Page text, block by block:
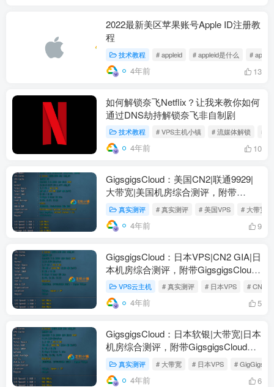
2022最新美区苹果账号Apple ID注册教
程
技术教程 # appleid # appleid是什么 #
4年前 13
如何解锁奈飞Netflix？让我来教你如何
通过DNS劫持解锁奈飞非自制剧
技术教程 # VPS主机小镇 # 流媒体解锁 #
4年前 10
GigsgigsCloud：美国CN2|联通9929|
大带宽|美国机房综合测评，附带
GigsgigsCloud优惠码
真实测评 # 真实测评 # 美国VPS # 大带宽
4年前 9
GigsgigsCloud：日本VPS|CN2 GIA|日
本机房综合测评，附带GigsgigsCloud
优惠码
VPS云主机 # 真实测评 # 日本VPS # CN2
4年前 5
GigsgigsCloud：日本软银|大带宽|日本
机房综合测评，附带GigsgigsCloud优
惠码真实测评 # 大带宽 # 日本VPS #
4年前 6